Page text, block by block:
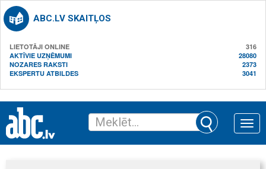
ABC.LV SKAITĻOS
LIETOTĀJI ONLINE
316
AKTĪVIE UZŅĒMUMI
28080
NOZARES RAKSTI
2373
EKSPERTU ATBILDES
3041
Toggle